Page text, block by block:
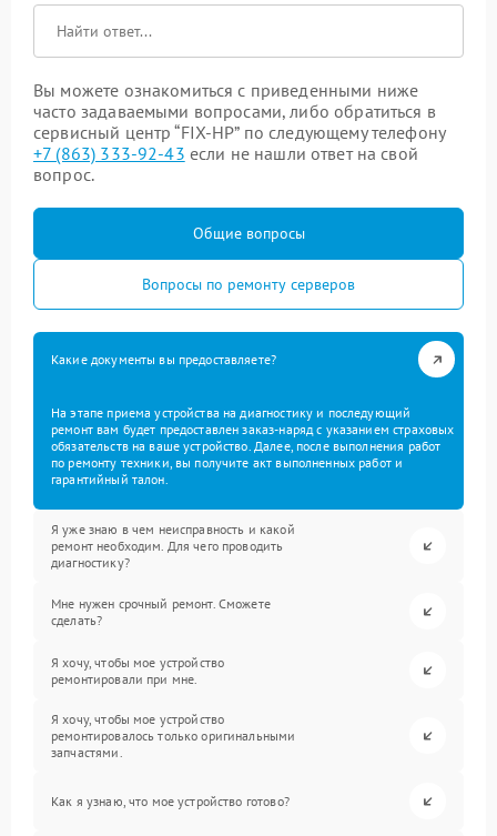
Вы можете ознакомиться с приведенными ниже
часто задаваемыми вопросами, либо обратиться в
сервисный центр “FIX-HP” по следующему телефону
+7 (863) 333-92-43 если не нашли ответ на свой
вопрос.
Общие вопросы
Вопросы по ремонту серверов
Какие документы вы предоставляете?
На этапе приема устройства на диагностику и последующий
ремонт вам будет предоставлен заказ-наряд с указанием страховых
обязательств на ваше устройство. Далее, после выполнения работ
по ремонту техники, вы получите акт выполненных работ и
гарантийный талон.
Я уже знаю в чем неисправность и какой
ремонт необходим. Для чего проводить
диагностику?
Мне нужен срочный ремонт. Сможете
сделать?
Я хочу, чтобы мое устройство
ремонтировали при мне.
Я хочу, чтобы мое устройство
ремонтировалось только оригинальными
запчастями.
Как я узнаю, что мое устройство готово?